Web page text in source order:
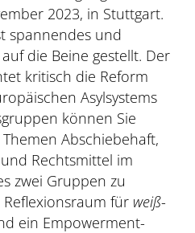
2023, in Stuttgart.
spannendes und
die Beine gestellt. Der
kritisch die Reform
Asylsystems
können Sie
Abschiebehaft,
Rechtsmittel im
zwei Gruppen zu
Reflexionsraum für weiß-
ein Empowerment-